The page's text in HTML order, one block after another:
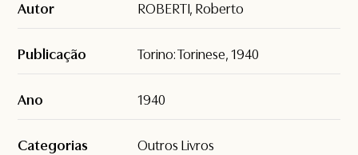
Autor ROBERTI, Roberto
Publicação Torino: Torinese, 1940
Ano 1940
Categorias Outros Livros